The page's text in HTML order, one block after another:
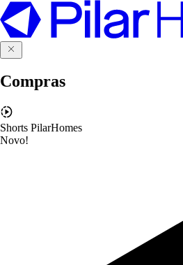
Compras
Shorts PilarHomes
Novo!